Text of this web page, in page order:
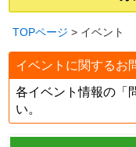
TOPページ > イベント
イベントに関するお
各イベント情報の「
い。